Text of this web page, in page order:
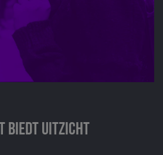
biedt uitzicht